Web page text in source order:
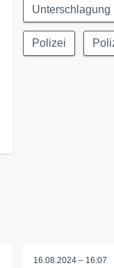
Unterschlagung
Polizei
16.08.2024 – 16:07